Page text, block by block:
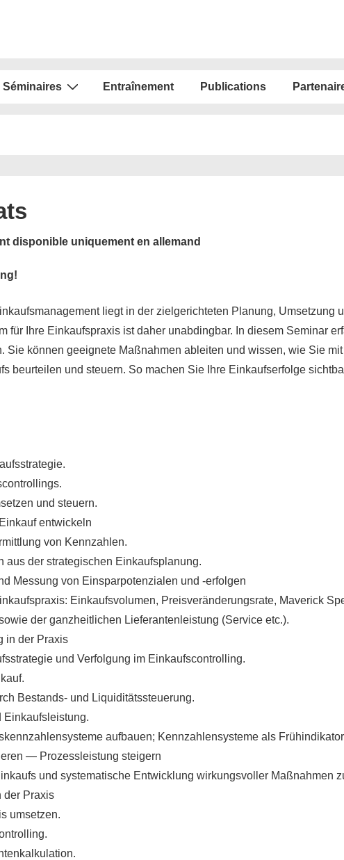
Séminaires Entraînement Publications
disponible uniquement en allemand
liegt in der zielgerichteten Planung, Umsetzung
für Ihre Einkaufspraxis ist daher unabdingbar. In diesem Seminar
Sie können geeignete Maßnahmen ableiten und wissen, wie Sie
beurteilen und steuern. So machen Sie Ihre Einkaufserfolge
und steuern.
entwickeln
von Kennzahlen.
aus der strategischen Einkaufsplanung.
Messung von Einsparpotenzialen und -erfolgen
Einkaufsvolumen, Preisveränderungsrate, Maverick
der ganzheitlichen Lieferantenleistung (Service etc.).
in der Praxis
und Verfolgung im Einkaufscontrolling.
Bestands- und Liquiditätssteuerung.
Einkaufsleistung.
aufbauen; Kennzahlensysteme als
— Prozessleistung steigern
und systematische Entwicklung wirkungsvoller Maßnahmen
der Praxis
umsetzen.